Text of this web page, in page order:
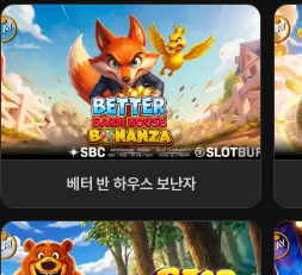
베터 반 하우스 보난자